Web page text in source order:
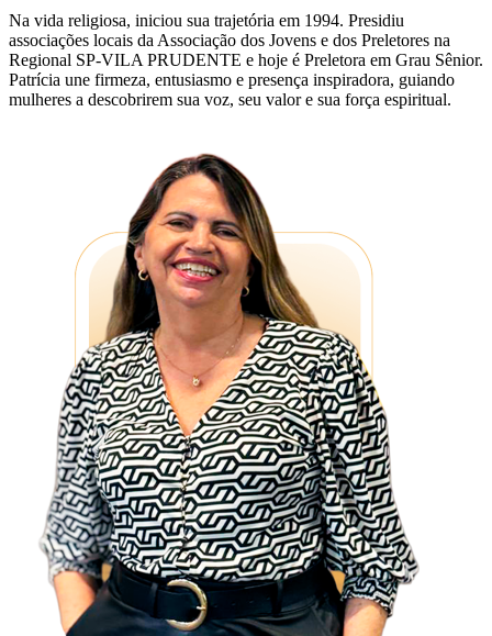
Na vida religiosa, iniciou sua trajetória em 1994. Presidiu
associações locais da Associação dos Jovens e dos Preletores na
Regional SP-VILA PRUDENTE e hoje é Preletora em Grau Sênior.
Patrícia une firmeza, entusiasmo e presença inspiradora, guiando
mulheres a descobrirem sua voz, seu valor e sua força espiritual.